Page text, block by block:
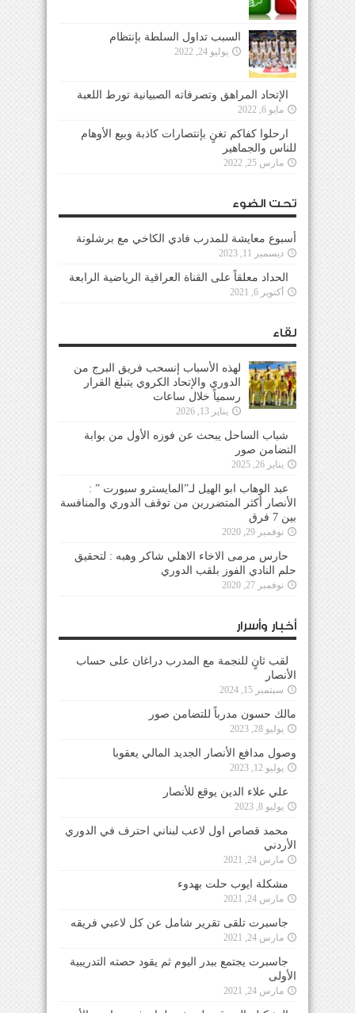
السبب تداول السلطة بإنتظام
يوليو 24, 2022
الإتحاد المراهق وتصرفاته الصبيانية تورط اللعبة
مايو 6, 2022
ارحلوا كفاكم تغنٍ بإنتصارات كاذبة وبيع الأوهام
للناس والجماهير
مارس 25, 2022
تحت الضوء
أسبوع معايشة للمدرب فادي الكاخي مع برشلونة
ديسمبر 11, 2023
الحداد معلقاً على القناة العراقية الرياضية الرابعة
أكتوبر 6, 2021
لقاء
لهذه الأسباب إنسحب فريق البرج من
الدوري والإتحاد الكروي يتبلغ القرار
رسمياً خلال ساعات
يناير 13, 2026
شباب الساحل يبحث عن فوزه الأول من بوابة
التضامن صور
يناير 26, 2025
عبد الوهاب ابو الهيل لـ”المايسترو سبورت ” :
الأنصار أكثر المتضررين من توقف الدوري والمنافسة
بين 7 فرق
نوفمبر 29, 2020
حارس مرمى الاخاء الاهلي شاكر وهبه : لتحقيق
حلم النادي الفوز بلقب الدوري
نوفمبر 27, 2020
أخبار وأسرار
لقب ثانٍ للنجمة مع المدرب دراغان على حساب
الأنصار
سبتمبر 15, 2024
مالك حسون مدرباً للتضامن صور
يوليو 28, 2023
وصول مدافع الأنصار الجديد المالي يعقوبا
يوليو 12, 2023
علي علاء الدين يوقع للأنصار
يوليو 8, 2023
محمد قصاص اول لاعب لبناني احترف في الدوري
الأردني
مارس 24, 2021
مشكلة ايوب حلت بهدوء
مارس 24, 2021
جاسبرت تلقى تقرير شامل عن كل لاعبي فريقه
مارس 24, 2021
جاسبرت يجتمع ببدر اليوم ثم يقود حصته التدريبية
الأولى
مارس 24, 2021